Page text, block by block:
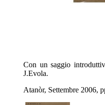
Con un saggio
J.Evola.
Atanòr, Settembre 2006,